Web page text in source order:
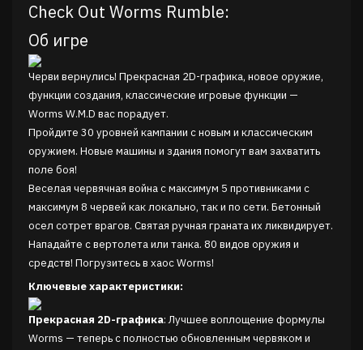
Check Out Worms Rumble:
Об игре
Черви вернулись! Прекрасная 2D-графика, новое оружие,
функции создания, классические игровые функции —
Worms W.M.D вас порадует.
Пройдите 30 уровней кампании с новым и классическим
оружием. Новые машины и здания помогут вам захватить
поле боя!
Веселая червячная война с максимум 5 противниками с
максимум 8 червей как локально, так и по сети. Бетонный
осел сотрет врагов. Святая ручная граната их ликвидирует.
Нападайте с вертолета или танка. 80 видов оружия и
средств! Погрузитесь в хаос Worms!
Ключевые характеристики:
Прекрасная 2D-графика: Лучшее воплощение формулы
Worms — теперь с полностью обновленным червяком и